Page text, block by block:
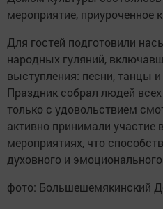
мероприятие,
Для гостей подготовили
народных гуляний,
выступления: песни, танцы
Праздник собрал людей
только с удовольствием
активно принимали участие
мероприятиях, что
духовного и
фото: Большешемякинский